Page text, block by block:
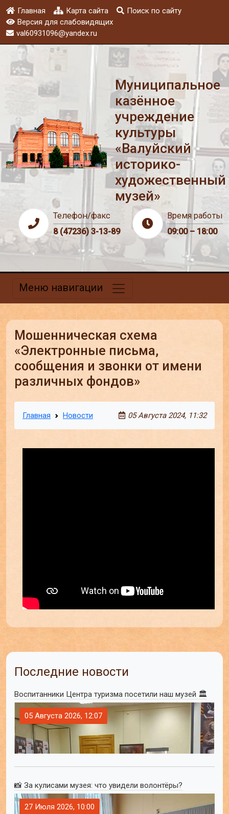
Главная Карта сайта
Поиск по сайту
Версия для слабовидящих
val60931096@yandex.ru
Муниципальное
казённое
учреждение
культуры
«Валуйский
историко-
художественный
музей»
Телефон/факс
8 (47236) 3-13-89
Время работы
09:00 – 18:00
Меню навигации
Мошенническая схема
«Электронные письма,
сообщения и звонки от имени
различных фондов»
Главная Новости 05 Августа 2024, 11:32
Последние новости
Воспитанники Центра туризма посетили наш музей 🏛
05 Августа 2026, 12:07
📸 За кулисами музея: что увидели волонтёры?
27 Июля 2026, 10:00